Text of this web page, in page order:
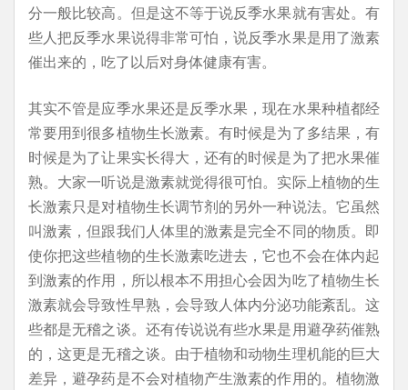
分一般比较高。但是这不等于说反季水果就有害处。有
些人把反季水果说得非常可怕，说反季水果是用了激素
催出来的，吃了以后对身体健康有害。
其实不管是应季水果还是反季水果，现在水果种植都经
常要用到很多植物生长激素。有时候是为了多结果，有
时候是为了让果实长得大，还有的时候是为了把水果催
熟。大家一听说是激素就觉得很可怕。实际上植物的生
长激素只是对植物生长调节剂的另外一种说法。它虽然
叫激素，但跟我们人体里的激素是完全不同的物质。即
使你把这些植物的生长激素吃进去，它也不会在体内起
到激素的作用，所以根本不用担心会因为吃了植物生长
激素就会导致性早熟，会导致人体内分泌功能紊乱。这
些都是无稽之谈。还有传说说有些水果是用避孕药催熟
的，这更是无稽之谈。由于植物和动物生理机能的巨大
差异，避孕药是不会对植物产生激素的作用的。植物激